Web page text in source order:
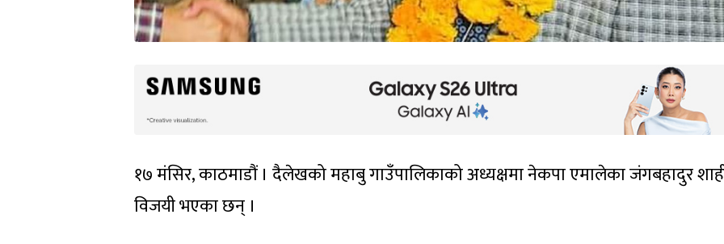
१७ मंसिर, काठमाडौं । दैलेखको महाबु गाउँपालिकाको अध्यक्षमा नेकपा एमालेका जंगबहादुर
विजयी भएका छन् ।